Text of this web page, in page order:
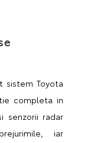
sistem Toyota
completa in
senzorii radar
iar